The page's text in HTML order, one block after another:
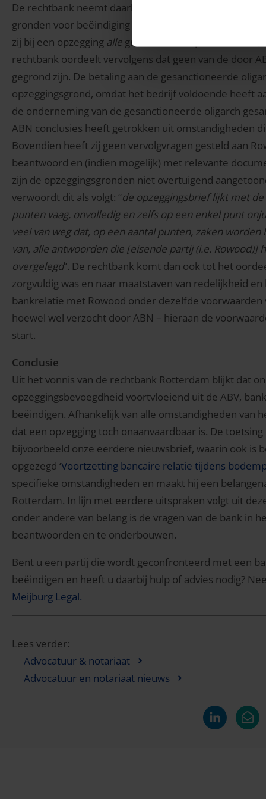
De rechtbank neemt daarbij als uitgangspunt de
gronden voor beëindiging van de bankrelatie. De
zij bij een opzegging alle gronden waarop deze berust,
rechtbank oordeelt vervolgens dat geen van de door
gegrond zijn. De betaling aan de gesanctioneerde
opzeggingsgrond, omdat het bedrijf voldoende heeft
de onderneming van de gesanctioneerde oligarch
ABN conclusies heeft getrokken uit omstandigheden
Bovendien heeft zij geen vervolgvragen gesteld aan
beantwoord en (indien mogelijk) met relevante
zijn de opzeggingsgronden niet overtuigend
verwoordt dit als volgt: “de opzeggingsbrief lijkt met
punten vaag, onvolledig en zelfs op een enkel punt
veel van weg dat, op een aantal punten, zaken
van, alle antwoorden die [eisende partij (i.e.
overgelegd”. De rechtbank komt dan ook tot het
zorgvuldig was en naar maatstaven van redelijkheid
bankrelatie met Rowood onder dezelfde
hoewel wel verzocht door ABN – hieraan de
start.
Conclusie
Uit het vonnis van de rechtbank Rotterdam blijkt dat
opzeggingsbevoegdheid voortvloeiend uit de ABV,
beëindigen. Afhankelijk van alle omstandigheden van
dat een opzegging toch onaanvaardbaar is. De
bijvoorbeeld onze eerdere nieuwsbrief, waarin ook is
opgezegd ‘Voortzetting bancaire relatie tijdens
specifieke omstandigheden en maakt hij een
Rotterdam. In lijn met eerdere uitspraken volgt uit
onder andere van belang is de vragen van de bank in
beantwoorden en te onderbouwen.
Bent u een partij die wordt geconfronteerd met een
beëindigen en heeft u daarbij hulp of advies nodig?
Meijburg Legal.
Lees verder:
Advocatuur & notariaat
Advocatuur en notariaat nieuws